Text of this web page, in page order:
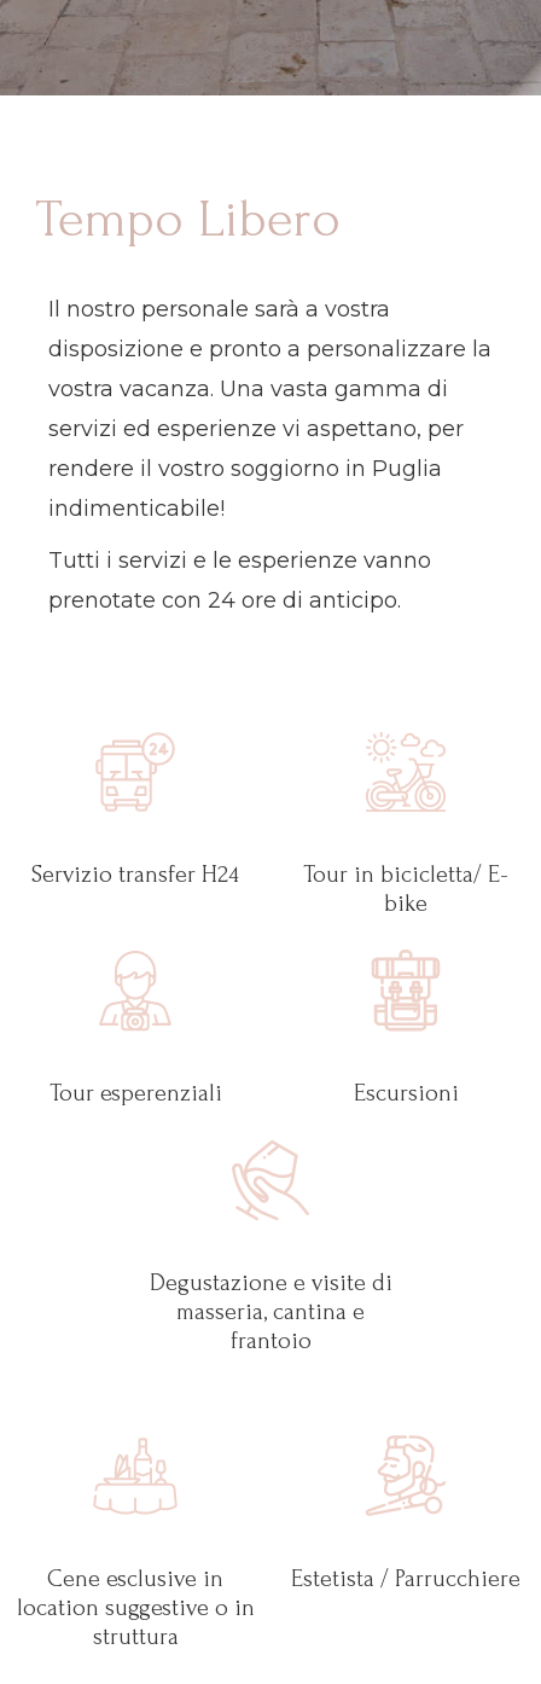
Tempo Libero
Il nostro personale sarà a vostra
disposizione e pronto a personalizzare la
vostra vacanza. Una vasta gamma di
servizi ed esperienze vi aspettano, per
rendere il vostro soggiorno in Puglia
indimenticabile!
Tutti i servizi e le esperienze vanno
prenotate con 24 ore di anticipo.
Servizio transfer H24
Tour in bicicletta/ E-
bike
Tour esperenziali Escursioni
Degustazione e visite di
masseria, cantina e
frantoio
Cene esclusive in
location suggestive o in
struttura
Estetista / Parrucchiere